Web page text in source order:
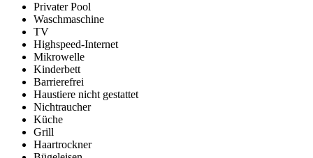
Privater Pool
Waschmaschine
TV
Highspeed-Internet
Mikrowelle
Kinderbett
Barrierefrei
Haustiere nicht gestattet
Nichtraucher
Küche
Grill
Haartrockner